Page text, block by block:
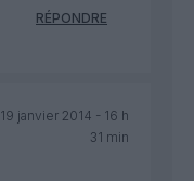
RÉPONDRE
19 janvier 2014 - 16 h
31 min